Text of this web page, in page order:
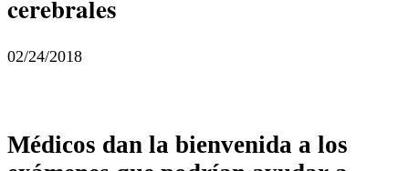
cerebrales
02/24/2018
Médicos dan la bienvenida a los